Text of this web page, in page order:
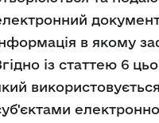
в якому
із статтею 6